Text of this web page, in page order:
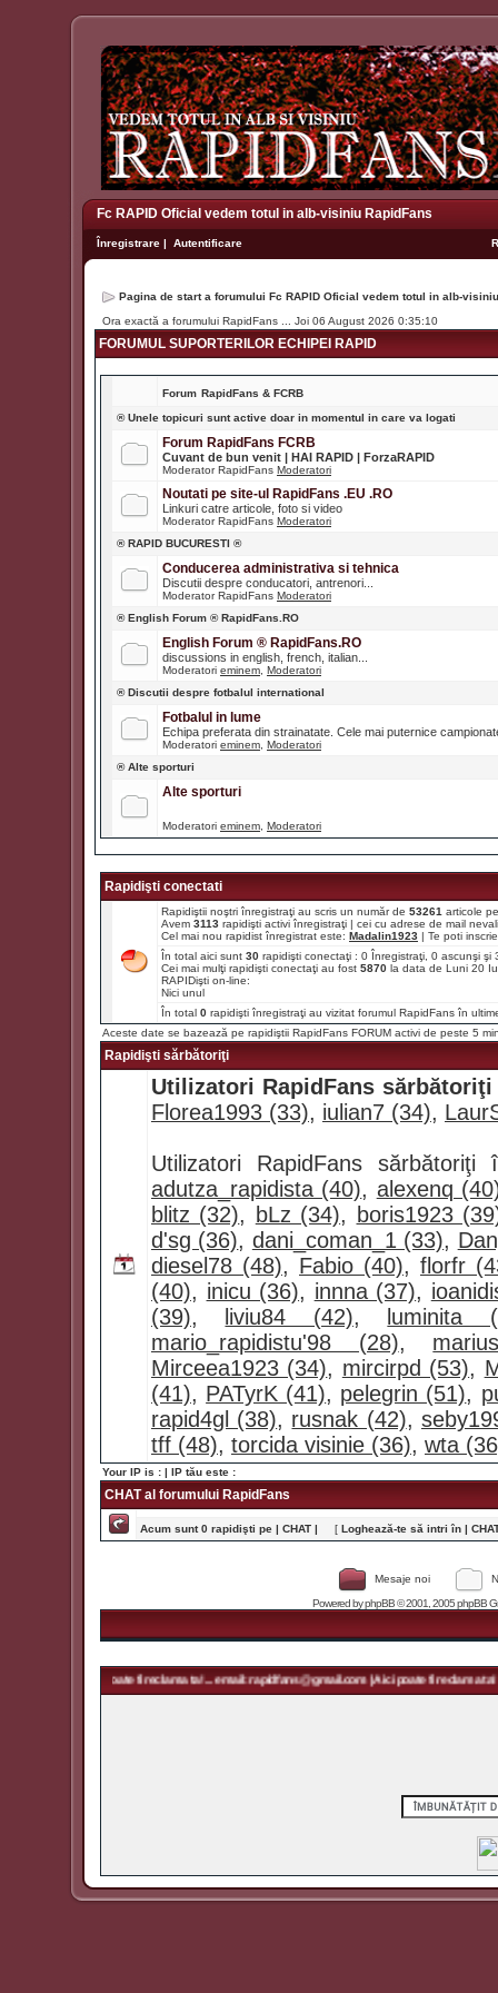
Fc RAPID Oficial vedem totul in alb-visiniu RapidFans
Înregistrare | Autentificare
Pagina de start a forumului Fc RAPID Oficial vedem totul in alb-
Ora exactă a forumului RapidFans ... Joi 06 August 2026 0:35:10
FORUMUL SUPORTERILOR ECHIPEI RAPID
Forum RapidFans & FCRB
® Unele topicuri sunt active doar in momentul in care va logati
Forum RapidFans FCRB
Cuvant de bun venit | HAI RAPID | ForzaRAPID
Moderator RapidFans Moderatori
Noutati pe site-ul RapidFans .EU .RO
Linkuri catre articole, foto si video
Moderator RapidFans Moderatori
® RAPID BUCURESTI ®
Conducerea administrativa si tehnica
Discutii despre conducatori, antrenori...
Moderator RapidFans Moderatori
® English Forum ® RapidFans.RO
English Forum ® RapidFans.RO
discussions in english, french, italian...
Moderatori eminem Moderatori
® Discutii despre fotbalul international
Fotbalul in lume
Echipa preferata din strainatate. Cele mai puternice
Moderatori eminem Moderatori
® Alte sporturi
Alte sporturi
Moderatori eminem Moderatori
Rapidişti conectati
Rapidiştii noştri înregistraţi au scris un număr de 53261 articole
Avem 3113 rapidişti activi înregistraţi | cei cu adrese de mail
Cel mai nou rapidist înregistrat este: Madalin1923 | Te poti
În total aici sunt 30 rapidişti conectaţi : 0 Înregistraţi, 0 ascunşi
Cei mai mulţi rapidişti conectaţi au fost 5870 la data de Luni 20
RAPIDişti on-line:
Nici unul
În total 0 rapidişti înregistraţi au vizitat forumul RapidFans în
Aceste date se bazează pe rapidiştii RapidFans FORUM activi de peste 5
Rapidişti sărbătoriţi
Utilizatori RapidFans
Florea1993 (33), iulian7 (34),
Utilizatori RapidFans
adutza_rapidista (40), alexenq
blitz (32), bLz (34),
boris1923
d'sg (36), dani_coman_1 (33),
diesel78 (48), Fabio (40), florfr
(40), inicu (36), innna (37),
(39), liviu84 (42),
luminita
mario_rapidistu'98 (28),
Mirceea1923 (34), mircirpd (53),
(41), PATyrK (41), pelegrin (51),
rapid4gl (38), rusnak (42),
tff (48), torcida visinie (36), wta
Your IP is : | IP tău este :
CHAT al forumului RapidFans
Acum sunt 0 rapidişti pe | CHAT | [ Loghează-te să intri în |
Mesaje noi
Powered byphpBB© 2001, 2005 phpBB
| Aici poate fi reclama ta! ... email: rapidfans@gmail.com | Aici poate fi reclama ta! ...